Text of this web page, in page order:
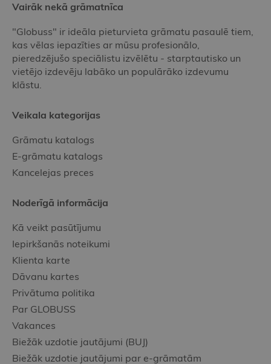
Vairāk nekā grāmatnīca
"Globuss" ir ideāla pieturvieta grāmatu pasaulē tiem,
kas vēlas iepazīties ar mūsu profesionālo,
pieredzējušo speciālistu izvēlētu - starptautisko un
vietējo izdevēju labāko un populārāko izdevumu
klāstu.
Veikala kategorijas
Grāmatu katalogs
E-grāmatu katalogs
Kancelejas preces
Noderīgā informācija
Kā veikt pasūtījumu
Iepirkšanās noteikumi
Klienta karte
Dāvanu kartes
Privātuma politika
Par GLOBUSS
Vakances
Biežāk uzdotie jautājumi (BUJ)
Biežāk uzdotie jautājumi par e-grāmatām